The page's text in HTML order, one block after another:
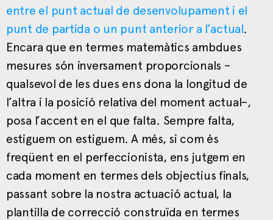
entre el punt actual de desenvolupament i el
punt de partida o un punt anterior a l’actual.
Encara que en termes matemàtics ambdues
mesures són inversament proporcionals –
qualsevol de les dues ens dona la longitud de
l’altra i la posició relativa del moment actual–,
posa l’accent en el que falta. Sempre falta,
estiguem on estiguem. A més, si com és
freqüent en el perfeccionista, ens jutgem en
cada moment en termes dels objectius finals,
passant sobre la nostra actuació actual, la
plantilla de correcció construïda en termes